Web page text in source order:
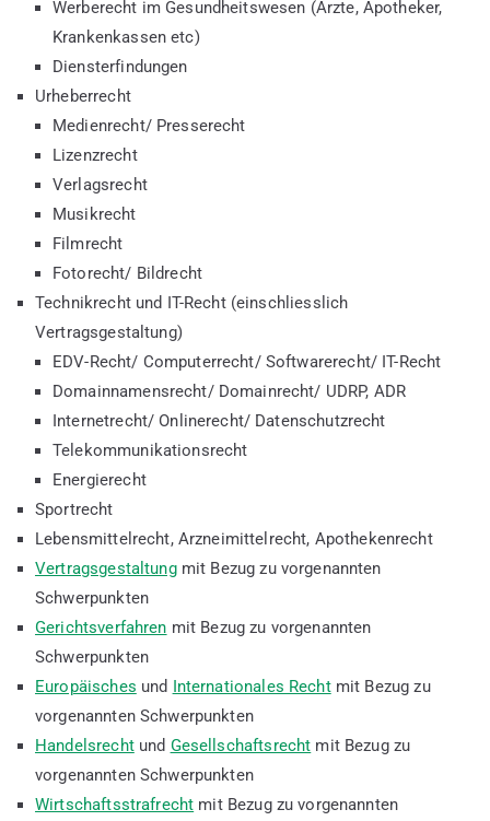
Werberecht im Gesundheitswesen (Ärzte, Apotheker,
Krankenkassen etc)
Diensterfindungen
Urheberrecht
Medienrecht/ Presserecht
Lizenzrecht
Verlagsrecht
Musikrecht
Filmrecht
Fotorecht/ Bildrecht
Technikrecht und IT-Recht (einschliesslich
Vertragsgestaltung)
EDV-Recht/ Computerrecht/ Softwarerecht/ IT-Recht
Domainnamensrecht/ Domainrecht/ UDRP, ADR
Internetrecht/ Onlinerecht/ Datenschutzrecht
Telekommunikationsrecht
Energierecht
Sportrecht
Lebensmittelrecht, Arzneimittelrecht, Apothekenrecht
Vertragsgestaltungmit Bezug zu vorgenannten
Schwerpunkten
Gerichtsverfahren mit Bezug zu vorgenannten
Schwerpunkten
Europäisches und Internationales Rechtmit Bezug zu
vorgenannten Schwerpunkten
Handelsrechtund Gesellschaftsrecht mit Bezug zu
vorgenannten Schwerpunkten
Wirtschaftsstrafrecht mit Bezug zu vorgenannten